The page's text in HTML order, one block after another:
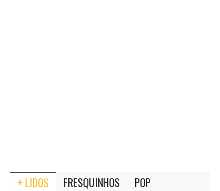
+ LIDOS FRESQUINHOS POP